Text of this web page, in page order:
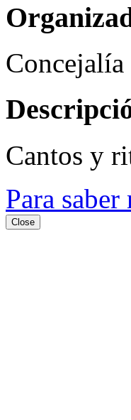
Cantos y
Para saber
Close